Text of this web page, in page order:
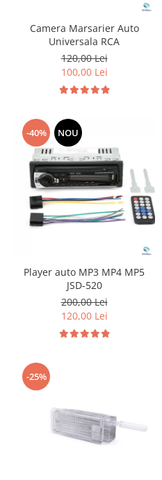
Camera Marsarier Auto
Universala RCA
120,00 Lei
100,00 Lei
-40% NOU
Player auto MP3 MP4 MP5
JSD-520
200,00 Lei
120,00 Lei
-25%